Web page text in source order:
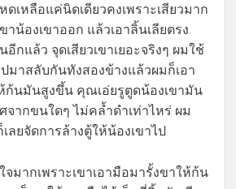
เหลือแค่นิดเดียวคงเพราะเสียวมาก
าน้องเขาออก แล้วเอาลิ้นเลียตรง
กแล้ว จุดเสียวเขาเยอะจริงๆ ผมใช้
มาสลับกันทังสองข้างแล้วผมก็เอา
ก้นมันสูงขึ้น คุณเอ่ยรูตูดน้องเขามัน
จากขนใดๆ ไม่คล้ำดำเท่าไหร่ ผม
ลยจัดการล้างตู้ให้น้องเขาไป
จมากเพราะเขาเอามือมารั้งขาให้ก้น